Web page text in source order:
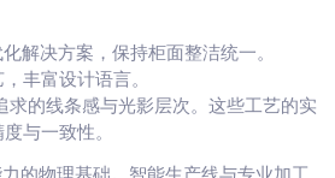
解决方案，保持柜面整洁统一。
丰富设计语言。
的线条感与光影层次。这些工艺的实
与一致性。